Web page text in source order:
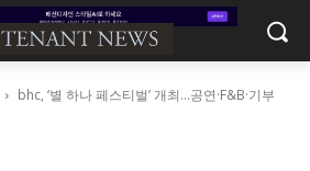
bhc, ‘별 하나 페스티벌’ 개최…공연·F&B·기부